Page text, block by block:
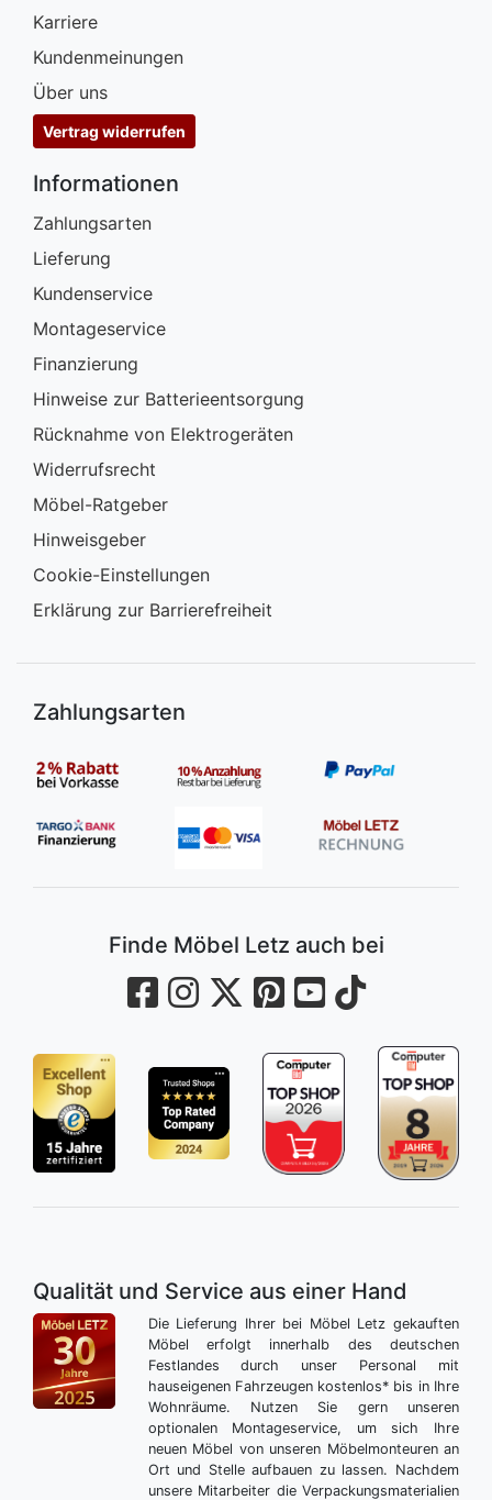
Karriere
Kundenmeinungen
Über uns
Vertrag widerrufen
Informationen
Zahlungsarten
Lieferung
Kundenservice
Montageservice
Finanzierung
Hinweise zur Batterieentsorgung
Rücknahme von Elektrogeräten
Widerrufsrecht
Möbel-Ratgeber
Hinweisgeber
Cookie-Einstellungen
Erklärung zur Barrierefreiheit
Zahlungsarten
Finde Möbel Letz auch bei
Qualität und Service aus einer Hand
Die Lieferung Ihrer bei Möbel Letz gekauften
Möbel erfolgt innerhalb des deutschen
Festlandes durch unser Personal mit
hauseigenen Fahrzeugen kostenlos* bis in Ihre
Wohnräume. Nutzen Sie gern unseren
optionalen Montageservice, um sich Ihre
neuen Möbel von unseren Möbelmonteuren an
Ort und Stelle aufbauen zu lassen. Nachdem
unsere Mitarbeiter die Verpackungsmaterialien